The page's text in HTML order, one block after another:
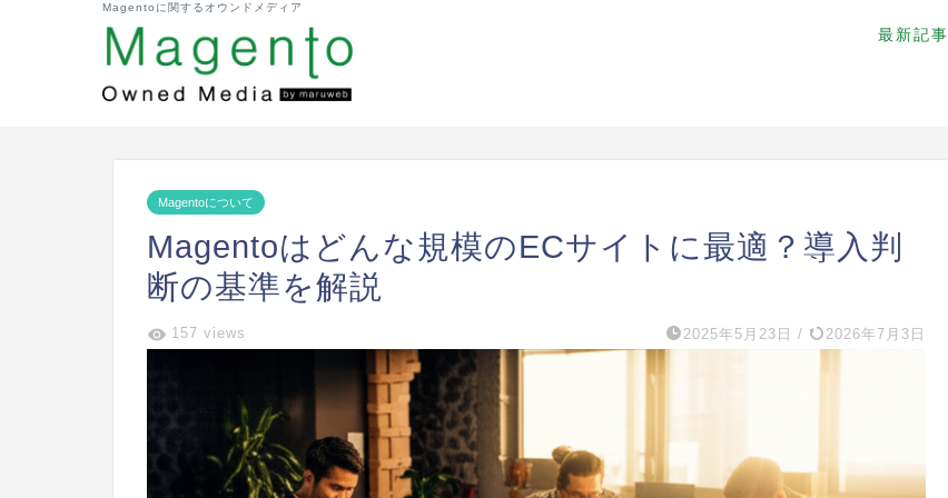
Magentoに関するオウンドメディア
最新記事
Magentoについて
Magentoはどんな規模のECサイトに最適？導入判
断の基準を解説
157 views 2025年5月23日 / 2026年7月3日